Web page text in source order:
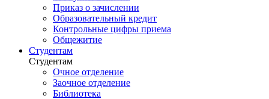
Приказ о зачислении
Образовательный кредит
Контрольные цифры приема
Общежитие
Студентам
Студентам
Очное отделение
Заочное отделение
Библиотека